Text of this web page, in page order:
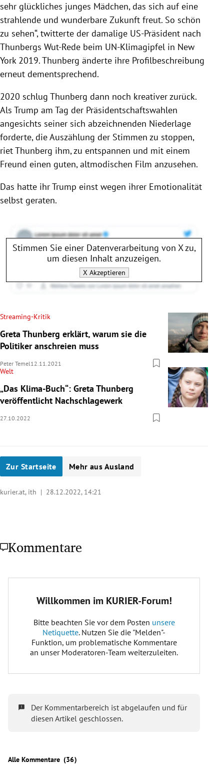
sehr glückliches junges Mädchen, das sich auf eine
strahlende und wunderbare Zukunft freut. So schön
zu sehen“, twitterte der damalige US-Präsident nach
Thunbergs Wut-Rede beim UN-Klimagipfel in New
York 2019. Thunberg änderte ihre Profilbeschreibung
erneut dementsprechend.
2020 schlug Thunberg dann noch kreativer zurück.
Als Trump am Tag der Präsidentschaftswahlen
angesichts seiner sich abzeichnenden Niederlage
forderte, die Auszählung der Stimmen zu stoppen,
riet Thunberg ihm, zu entspannen und mit einem
Freund einen guten, altmodischen Film anzusehen.
Das hatte ihr Trump einst wegen ihrer Emotionalität
selbst geraten.
Stimmen Sie einer Datenverarbeitung von Xzu,
um diesen Inhalt anzuzeigen.
X Akzeptieren
Streaming-Kritik
Greta Thunberg erklärt, warum sie die
Politiker anschreien muss
Peter Temel 12.11.2021
Welt
„Das Klima-Buch“: Greta Thunberg
veröffentlicht Nachschlagewerk
27.10.2022
Zur Startseite Mehr aus Ausland
kurier.at, ith | 28.12.2022, 14:21
Kommentare